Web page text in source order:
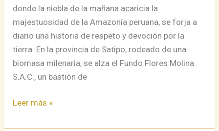
donde la niebla de la mañana acaricia la
majestuosidad de la Amazonía peruana, se forja a
diario una historia de respeto y devoción por la
tierra. En la provincia de Satipo, rodeado de una
biomasa milenaria, se alza el Fundo Flores Molina
S.A.C., un bastión de
Leer más »